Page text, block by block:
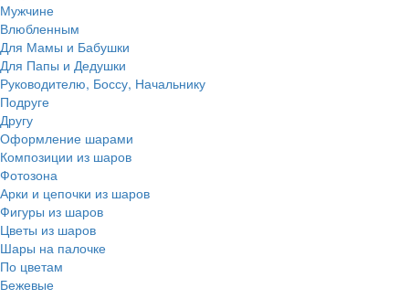
Мужчине
Влюбленным
Для Мамы и Бабушки
Для Папы и Дедушки
Руководителю, Боссу, Начальнику
Подруге
Другу
Оформление шарами
Композиции из шаров
Фотозона
Арки и цепочки из шаров
Фигуры из шаров
Цветы из шаров
Шары на палочке
По цветам
Бежевые